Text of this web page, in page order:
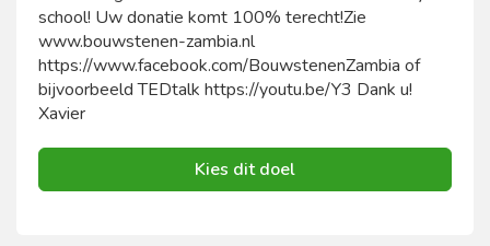
school! Uw donatie komt 100% terecht!Zie
www.bouwstenen-zambia.nl
https://www.facebook.com/BouwstenenZambia of
bijvoorbeeld TEDtalk https://youtu.be/Y3 Dank u!
Xavier
Kies dit doel